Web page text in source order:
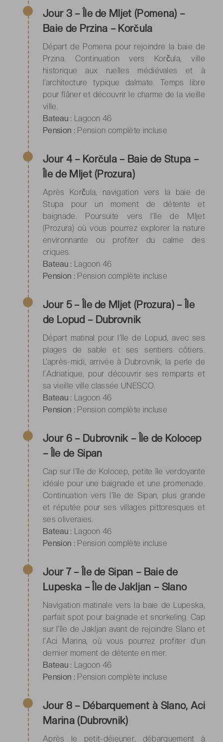
Jour 3 – Île de Mljet (Pomena) –
Baie de Przina – Korčula
Départ de Pomena pour rejoindre la baie de
Przina. Continuation vers Korčula, ville
historique aux ruelles médiévales et à
l’architecture typique dalmate. Temps libre
pour flâner et découvrir le charme de la vieille
ville.
Bateau : Lagoon 46
Pension : Pension complète incluse
Jour 4 – Korčula – Baie de Stupa –
Île de Mljet (Prozura)
Après Korčula, navigation vers la baie de
Stupa pour un moment de détente et
baignade. Poursuite vers l’île de Mljet
(Prozura) où vous pourrez explorer la nature
environnante ou profiter du calme des
criques.
Bateau : Lagoon 46
Pension : Pension complète incluse
Jour 5 – Île de Mljet (Prozura) – Île
de Lopud – Dubrovnik
Départ matinal pour l’île de Lopud, avec ses
plages de sable et ses sentiers côtiers.
L’après-midi, arrivée à Dubrovnik, la perle de
l’Adriatique, pour découvrir ses remparts et
sa vieille ville classée UNESCO.
Bateau : Lagoon 46
Pension : Pension complète incluse
Jour 6 – Dubrovnik – Île de Kolocep
– Île de Sipan
Cap sur l’île de Kolocep, petite île verdoyante
idéale pour une baignade et une promenade.
Continuation vers l’île de Sipan, plus grande
et réputée pour ses villages pittoresques et
ses oliveraies.
Bateau : Lagoon 46
Pension : Pension complète incluse
Jour 7 – Île de Sipan – Baie de
Lupeska – Île de Jakljan – Slano
Navigation matinale vers la baie de Lupeska,
parfait spot pour baignade et snorkeling. Cap
sur l’île de Jakljan avant de rejoindre Slano et
l’Aci Marina, où vous pourrez profiter d’un
dernier moment de détente en mer.
Bateau : Lagoon 46
Pension : Pension complète incluse
Jour 8 – Débarquement à Slano, Aci
Marina (Dubrovnik)
Après le petit-déjeuner, débarquement à